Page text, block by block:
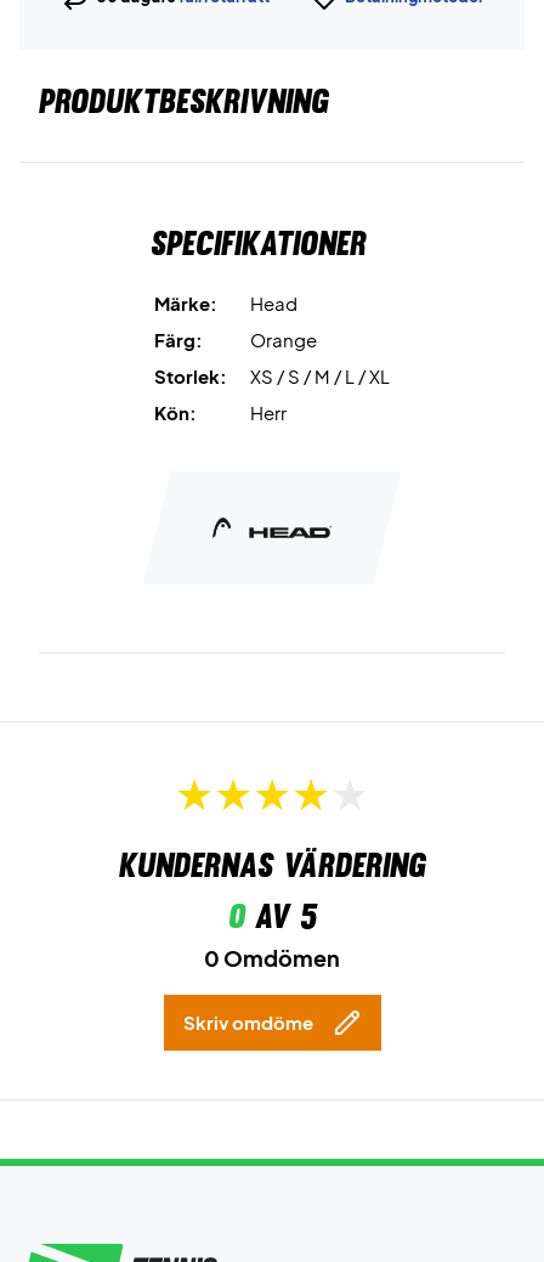
PRODUKTBESKRIVNING
Specifikationer
Märke:
Head
Färg:
Orange
Storlek:
XS / S / M / L / XL
Kön:
Herr
Kundernas värdering
0av 5
0 Omdömen
Skriv omdöme